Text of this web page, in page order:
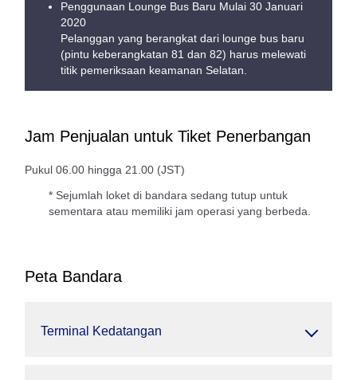
Penggunaan Lounge Bus Baru Mulai 30 Januari
2020
Pelanggan yang berangkat dari lounge bus baru
(pintu keberangkatan 81 dan 82) harus melewati
titik pemeriksaan keamanan Selatan.
Jam Penjualan untuk Tiket Penerbangan
Pukul 06.00 hingga 21.00 (JST)
* Sejumlah loket di bandara sedang tutup untuk
sementara atau memiliki jam operasi yang berbeda.
Peta Bandara
Terminal Kedatangan